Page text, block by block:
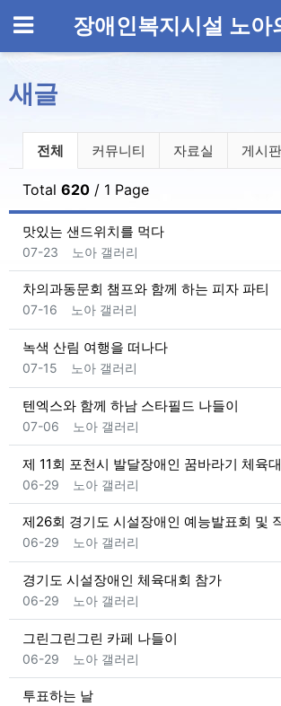
메뉴 장애인복지시설 노아
새글
전체게시물 그룹 목록
전체 커뮤니티 자료실 게시판
Total 620 / 1 Page
맛있는 샌드위치를 먹다
등록일
07-23 노아 갤러리
차의과동문회 챔프와 함께 하는 피자 파티
등록일
07-16 노아 갤러리
녹색 산림 여행을 떠나다
등록일
07-15 노아 갤러리
텐엑스와 함께 하남 스타필드 나들이
등록일
07-06 노아 갤러리
제 11회 포천시 발달장애인 꿈바라기 체육
등록일
06-29 노아 갤러리
제26회 경기도 시설장애인 예능발표회 및
등록일
06-29 노아 갤러리
경기도 시설장애인 체육대회 참가
등록일
06-29 노아 갤러리
그린그린그린 카페 나들이
등록일
06-29 노아 갤러리
투표하는 날